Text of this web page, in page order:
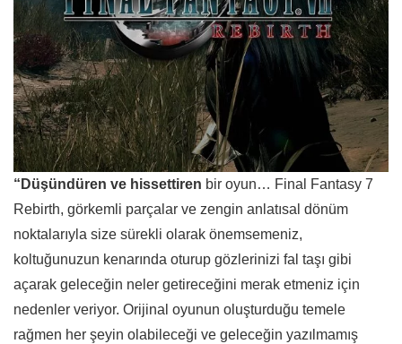
“Düşündüren ve hissettiren bir oyun… Final Fantasy 7
Rebirth, görkemli parçalar ve zengin anlatısal dönüm
noktalarıyla size sürekli olarak önemsemeniz,
koltuğunuzun kenarında oturup gözlerinizi fal taşı gibi
açarak geleceğin neler getireceğini merak etmeniz için
nedenler veriyor. Orijinal oyunun oluşturduğu temele
rağmen her şeyin olabileceği ve geleceğin yazılmamış